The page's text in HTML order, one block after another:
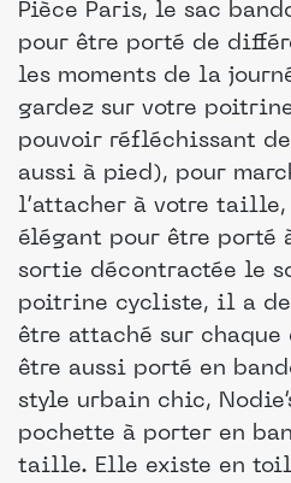
Pièce Paris, le sac
pour être porté de
les moments de la
gardez sur votre
pouvoir réfléchissant
aussi à pied), pour
l’attacher à votre
élégant pour être porté
sortie décontractée le
poitrine cycliste, il a
être attaché sur chaque
être aussi porté en
style urbain chic,
pochette à porter en
taille. Elle existe en